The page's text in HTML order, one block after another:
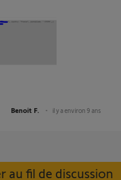
Benoit F. il y a environ 9 ans
au fil de discussion